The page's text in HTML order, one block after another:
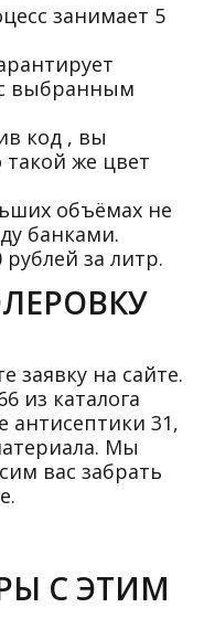
занимает 5
выбранным
код , вы
такой же цвет
объёмах не
банками.
за литр.
заявку на сайте.
из каталога
31,
Мы
вас забрать
С ЭТИМ